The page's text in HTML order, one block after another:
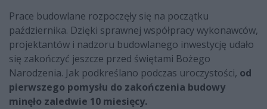
Prace budowlane rozpoczęły się na początku
października. Dzięki sprawnej współpracy wykonawców,
projektantów i nadzoru budowlanego inwestycję udało
się zakończyć jeszcze przed świętami Bożego
Narodzenia. Jak podkreślano podczas uroczystości, od
pierwszego pomysłu do zakończenia budowy
minęło zaledwie 10 miesięcy.